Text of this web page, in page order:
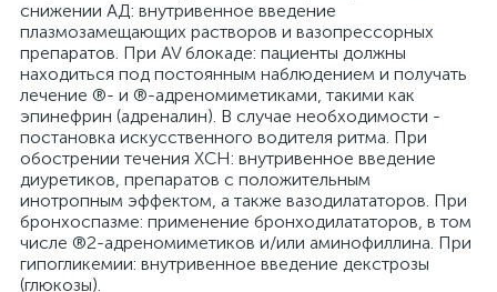
снижении АД: внутривенное введение
плазмозамещающих растворов и вазопрессорных
препаратов. При AV блокаде: пациенты должны
находиться под постоянным наблюдением и получать
лечение ®- и ®-адреномиметиками, такими как
эпинефрин (адреналин). В случае необходимости -
постановка искусственного водителя ритма. При
обострении течения ХСН: внутривенное введение
диуретиков, препаратов с положительным
инотропным эффектом, а также вазодилататоров. При
бронхоспазме: применение бронходилататоров, в том
числе ®2-адреномиметиков и/или аминофиллина. При
гипогликемии: внутривенное введение декстрозы
(глюкозы).